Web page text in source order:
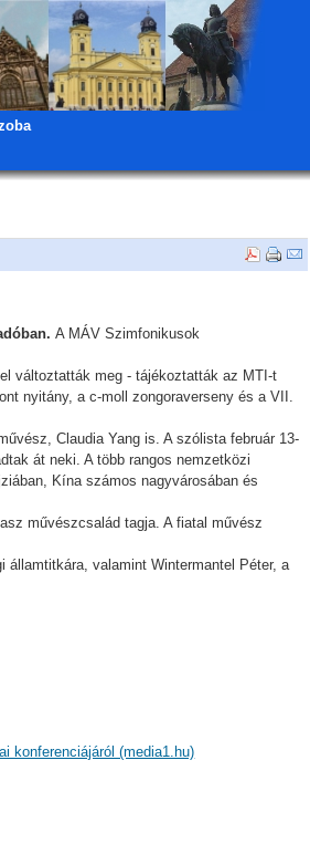
A MÁV Szimfonikusok
változtatták meg - tájékoztatták az MTI-t
nyitány, a c-moll zongoraverseny és a VII.
Claudia Yang is. A szólista február 13-
át neki. A több rangos nemzetközi
Kína számos nagyvárosában és
művészcsalád tagja. A fiatal művész
valamint Wintermantel Péter, a
konferenciájáról (media1.hu)